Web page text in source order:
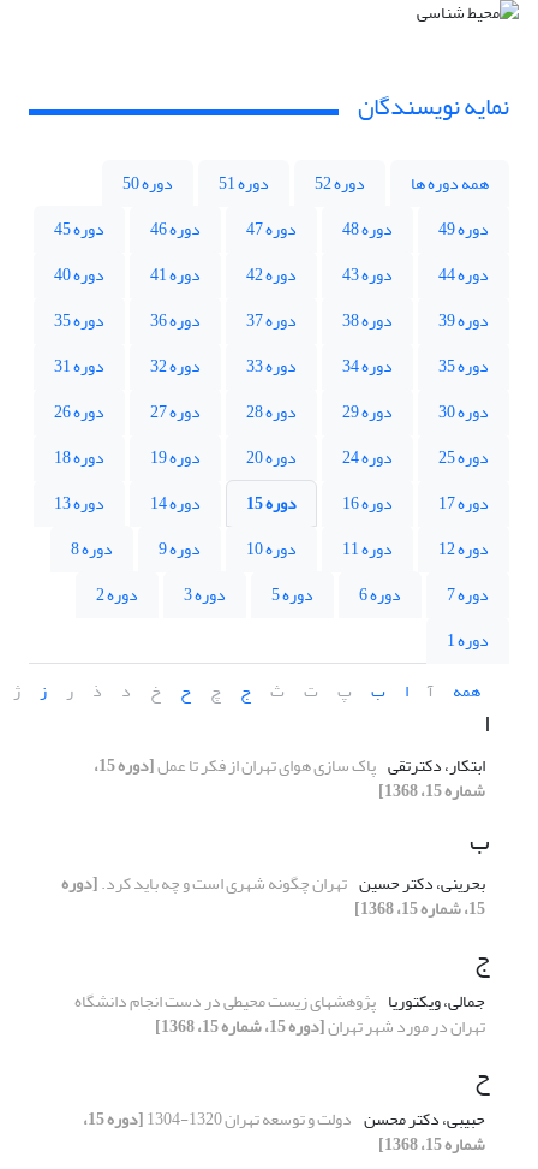
نمایه نویسندگان
همه دوره ها دوره 52 دوره 51
دوره 50
دوره 49
دوره 48 دوره 47 دوره 46
دوره 45
دوره 44
دوره 43 دوره 42 دوره 41
دوره 40
دوره 39
دوره 38 دوره 37 دوره 36
دوره 35
دوره 35
دوره 34 دوره 33 دوره 32
دوره 31
دوره 30
دوره 29 دوره 28 دوره 27
دوره 26
دوره 25
دوره 24 دوره 20 دوره 19
دوره 18
دوره 17
دوره 16 دوره 15 دوره 14
دوره 13
دوره 12
دوره 11 دوره 10 دوره 9
دوره 8
دوره 7
دوره 6 دوره 5 دوره 3
دوره 2
دوره 1
همه
آ ا ب پ ت ث ج چ ح خ د ذ ر ز ژ
ا
ابتکار، دکترتقی پاک سازی هوای تهران از فکر تا عمل [دوره 15،
شماره 15، 1368]
ب
بحرینی، دکتر حسین تهران چگونه شهری است و چه باید کرد.[دوره
15، شماره 15، 1368]
ج
جمالی، ویکتوریا پژوهشهای زیست محیطی در دست انجام دانشگاه
تهران در مورد شهر تهران[دوره 15، شماره 15، 1368]
ح
حبیبی، دکتر محسن دولت و توسعه تهران 1320-1304 [دوره 15،
شماره 15، 1368]